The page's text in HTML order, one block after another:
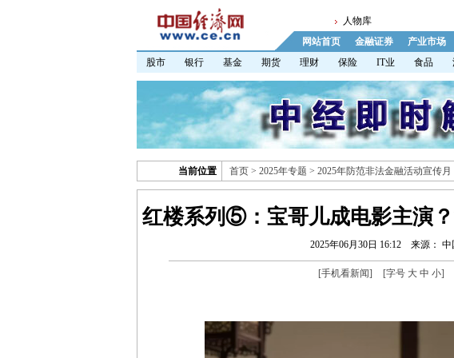
人物库
网站首页
金融证券 产业市场
股市
银行 基金 期货 理财 保险 IT业 食品
当前位置 首页 > 2025年专题 > 2025年防范非法金融活动宣传月
红楼系列⑤：宝哥儿成电影主演
2025年06月30日 16:12 来源： 中
[手机看新闻] [字号 大 中 小]